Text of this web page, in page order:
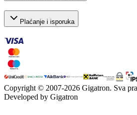
Plaćanje i isporuka
Copyright © 2007-2026 Gigatron. Sva
Developed by Gigatron